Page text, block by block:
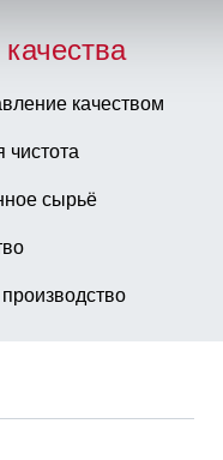
качеством
чистота
сырьё